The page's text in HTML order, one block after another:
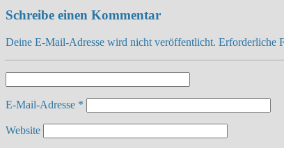
Schreibe einen Kommentar
Deine E-Mail-Adresse wird nicht veröffentlicht. Erforderliche
E-Mail-Adresse *
Website